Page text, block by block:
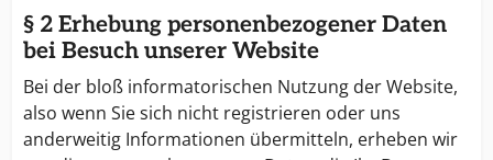
§ 2 Erhebung personenbezogener Daten
bei Besuch unserer Website
Bei der bloß informatorischen Nutzung der Website,
also wenn Sie sich nicht registrieren oder uns
anderweitig Informationen übermitteln, erheben wir